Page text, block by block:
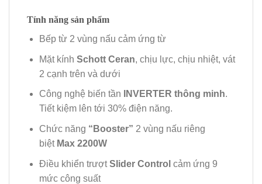
Tính năng sản phẩm
Bếp từ 2 vùng nấu cảm ứng từ
Mặt kính Schott Ceran, chịu lực, chịu nhiệt, vát
2 cạnh trên và dưới
Công nghệ biến tần INVERTER thông minh.
Tiết kiệm lên tới 30% điện năng.
Chức năng “Booster” 2 vùng nấu riêng
biệt Max 2200W
Điều khiển trượtSlider Control cảm ứng 9
mức công suất